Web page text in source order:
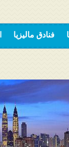
فنادق ماليزيا